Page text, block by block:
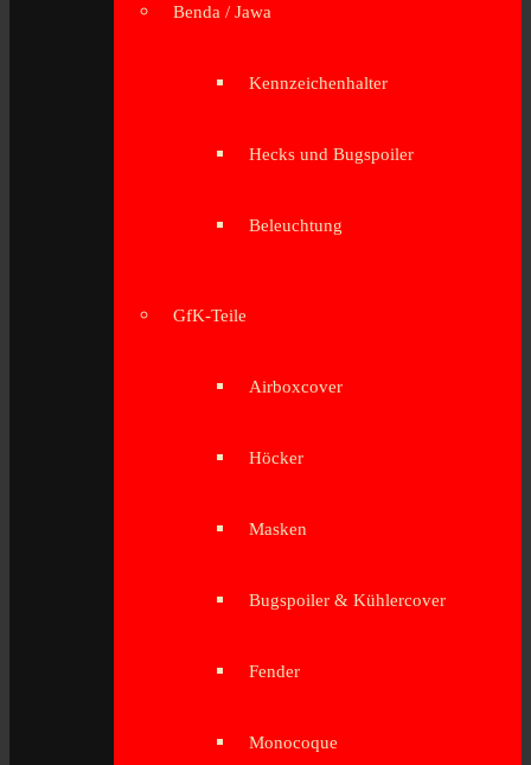
Benda / Jawa
Kennzeichenhalter
Hecks und Bugspoiler
Beleuchtung
GfK-Teile
Airboxcover
Höcker
Masken
Bugspoiler & Kühlercover
Fender
Monocoque